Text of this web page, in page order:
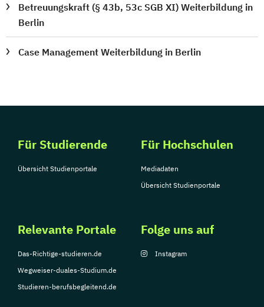
Betreuungskraft (§ 43b, 53c SGB XI) Weiterbildung in
Berlin
Case Management Weiterbildung in Berlin
Für Studierende
Übersicht Studienportale
Für Hochschulen
Mediadaten
Übersicht Studienportale
Relevante Portale
Das-Richtige-studieren.de
Wegweiser-duales-Studium.de
Studieren-berufsbegleitend.de
Folge uns auf
Instagram